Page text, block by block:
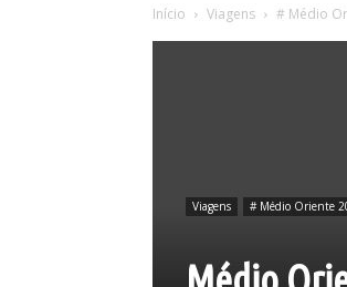
Início Viagens # Médio
Viagens # Médio Oriente